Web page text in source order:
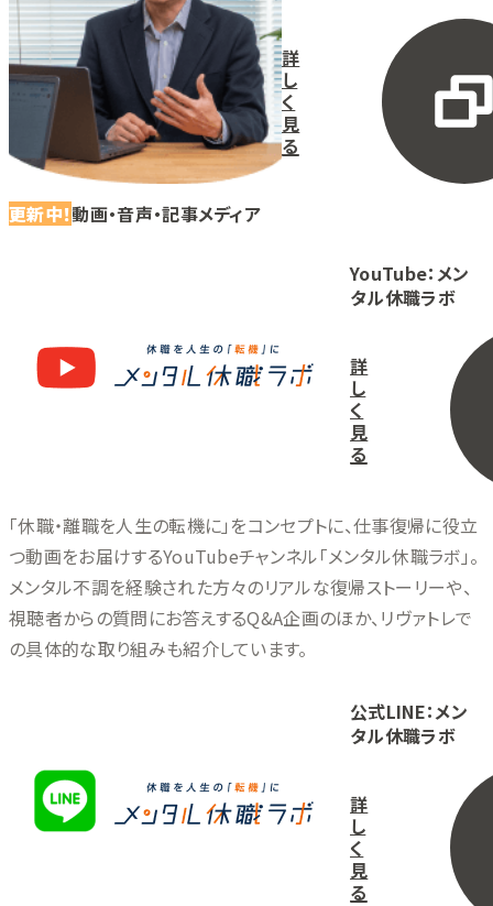
詳
し
く
見
る
更新中！動画・音声・記事メディア
YouTube：メン
タル休職ラボ
詳
し
く
見
る
「休職・離職を人生の転機に」をコンセプトに、仕事復帰に役立
つ動画をお届けするYouTubeチャンネル「メンタル休職ラボ」。
メンタル不調を経験された方々のリアルな復帰ストーリーや、
視聴者からの質問にお答えするQ&A企画のほか、リヴァトレで
の具体的な取り組みも紹介しています。
公式LINE：メン
タル休職ラボ
詳
し
く
見
る